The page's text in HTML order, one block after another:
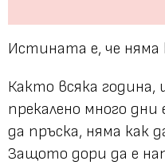
Истината е, че няма
Както всяка
прекалено много
да пръска, няма как
Защото дори да е